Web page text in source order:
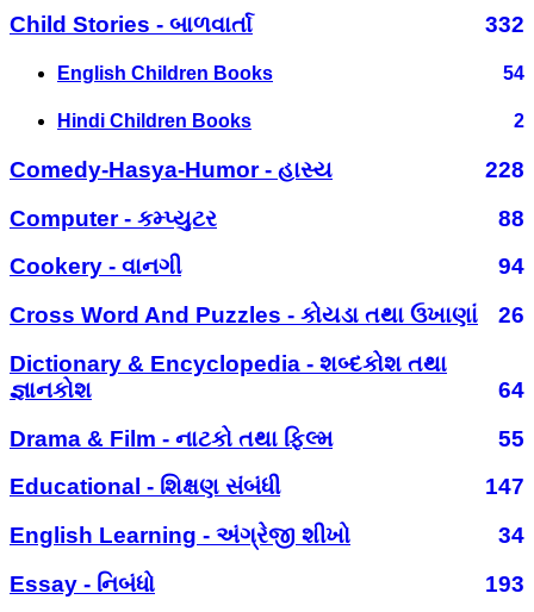
Child Stories - બાળવાર્તા
332
English Children Books 54
Hindi Children Books 2
Comedy-Hasya-Humor - હાસ્ય
228
Computer - કમ્પ્યુટર
88
Cookery - વાનગી
94
Cross Word And Puzzles - કોયડા તથા ઉખાણાં
26
Dictionary & Encyclopedia - શબ્દકોશ તથા
જ્ઞાનકોશ
64
Drama & Film - નાટકો તથા ફિલ્મ
55
Educational - શિક્ષણ સંબંધી
147
English Learning - અંગ્રેજી શીખો
34
Essay - નિબંધો
193